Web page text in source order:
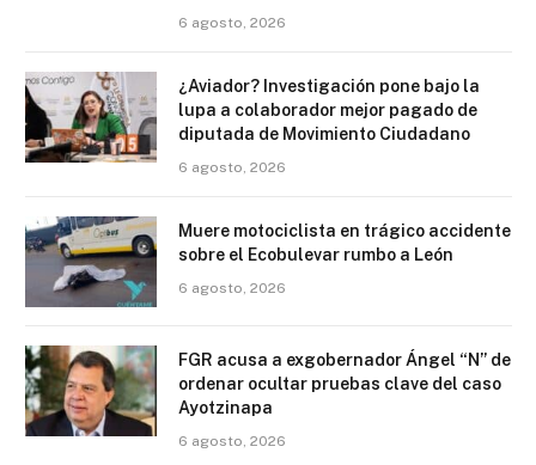
6 agosto, 2026
¿Aviador? Investigación pone bajo la
lupa a colaborador mejor pagado de
diputada de Movimiento Ciudadano
6 agosto, 2026
Muere motociclista en trágico accidente
sobre el Ecobulevar rumbo a León
6 agosto, 2026
FGR acusa a exgobernador Ángel “N” de
ordenar ocultar pruebas clave del caso
Ayotzinapa
6 agosto, 2026